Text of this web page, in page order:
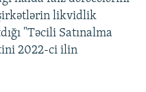
şirkətlərin likvidlik
"Təcili Satınalma
2022-ci ilin